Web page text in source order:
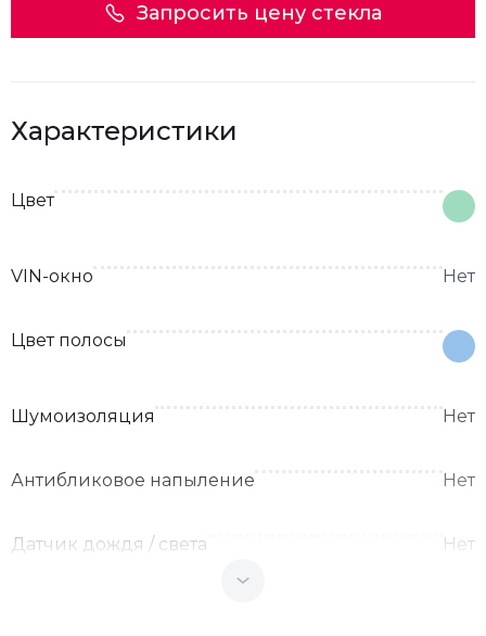
Запросить цену стекла
Характеристики
Цвет
VIN-окно Нет
Цвет полосы
Шумоизоляция Нет
Антибликовое напыление Нет
Датчик дождя / света Нет